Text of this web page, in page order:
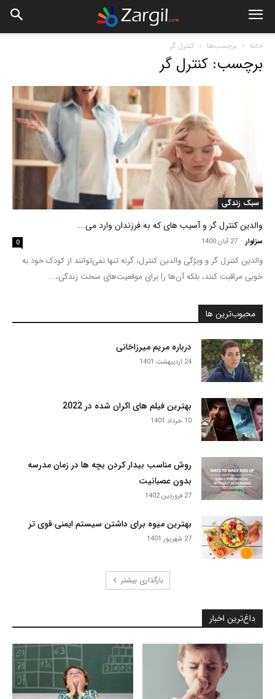
خانه برچسب‌ها کنترل گر
برچسب: کنترل گر
سبک زندگی
والدین کنترل گر و آسیب های که به فرزندان وارد می...
سزاوار - 27 آبان 1400 0
والدین کنترل گر و ویژگی والدین کنترل، گرنه تنها نمی‌توانند از کودک خود به
خوبی مراقبت کنند، بلکه آن‌ها را برای موقعیت‌های سخت زندگی،...
محبوب‌ترین ها
درباره مریم میرزاخانی
24 اردیبهشت 1401
بهترین فیلم های اکران شده در 2022
10 خرداد 1401
روش مناسب بیدار کردن بچه ها در زمان مدرسه
بدون عصبانیت
27 فروردین 1402
بهترین میوه برای داشتن سیستم ایمنی قوی تر
27 شهریور 1401
بارگذاری بیشتر
داغ‌ترین اخبار